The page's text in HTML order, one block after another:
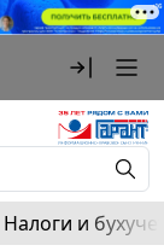
Налоги и